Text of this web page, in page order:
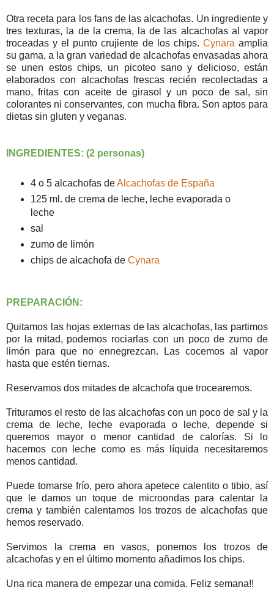
Otra receta para los fans de las alcachofas. Un ingrediente y
tres texturas, la de la crema, la de las alcachofas al vapor
troceadas y el punto crujiente de los chips. Cynara amplia
su gama, a la gran variedad de alcachofas envasadas ahora
se unen estos chips, un picoteo sano y delicioso, están
elaborados con alcachofas frescas recién recolectadas a
mano, fritas con aceite de girasol y un poco de sal, sin
colorantes ni conservantes, con mucha fibra. Son aptos para
dietas sin gluten y veganas.
INGREDIENTES: (2 personas)
4 o 5 alcachofas deAlcachofas de España
125 ml. de crema de leche, leche evaporada o
leche
sal
zumo de limón
chips de alcachofa de Cynara
PREPARACIÓN:
Quitamos las hojas externas de las alcachofas, las partimos
por la mitad, podemos rociarlas con un poco de zumo de
limón para que no ennegrezcan. Las cocemos al vapor
hasta que estén tiernas.
Reservamos dos mitades de alcachofa que trocearemos.
Trituramos el resto de las alcachofas con un poco de sal y la
crema de leche, leche evaporada o leche, depende si
queremos mayor o menor cantidad de calorías. Si lo
hacemos con leche como es más líquida necesitaremos
menos cantidad.
Puede tomarse frío, pero ahora apetece calentito o tibio, así
que le damos un toque de microondas para calentar la
crema y también calentamos los trozos de alcachofas que
hemos reservado.
Servimos la crema en vasos, ponemos los trozos de
alcachofas y en el último momento añadimos los chips.
Una rica manera de empezar una comida. Feliz semana!!